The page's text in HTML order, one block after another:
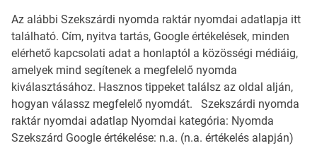
Az alábbi Szekszárdi nyomda raktár nyomdai adatlapja itt
található. Cím, nyitva tartás, Google értékelések, minden
elérhető kapcsolati adat a honlaptól a közösségi médiáig,
amelyek mind segítenek a megfelelő nyomda
kiválasztásához. Hasznos tippeket találsz az oldal alján,
hogyan válassz megfelelő nyomdát. Szekszárdi nyomda
raktár nyomdai adatlap Nyomdai kategória: Nyomda
Szekszárd Google értékelése: n.a. (n.a. értékelés alapján)